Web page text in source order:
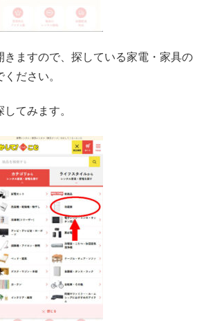
きますので、探している家電・家具の
ださい。
てみます。